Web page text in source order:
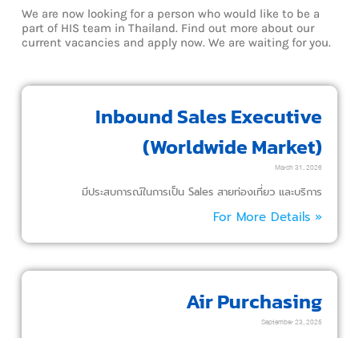
We are now looking for a person who would like to be a
part of HIS team in Thailand. Find out more about our
current vacancies and apply now. We are waiting for you.
Inbound Sales Executive
(Worldwide Market)
March 31, 2026
มีประสบการณ์ในการเป็น Sales สายท่องเที่ยว และบริการ
For More Details »
Air Purchasing
September 23, 2025